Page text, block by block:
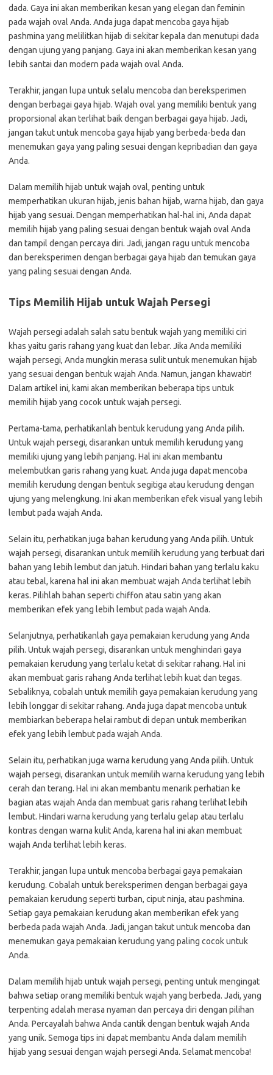
dada. Gaya ini akan memberikan kesan yang elegan dan feminin
pada wajah oval Anda. Anda juga dapat mencoba gaya hijab
pashmina yang melilitkan hijab di sekitar kepala dan menutupi dada
dengan ujung yang panjang. Gaya ini akan memberikan kesan yang
lebih santai dan modern pada wajah oval Anda.
Terakhir, jangan lupa untuk selalu mencoba dan bereksperimen
dengan berbagai gaya hijab. Wajah oval yang memiliki bentuk yang
proporsional akan terlihat baik dengan berbagai gaya hijab. Jadi,
jangan takut untuk mencoba gaya hijab yang berbeda-beda dan
menemukan gaya yang paling sesuai dengan kepribadian dan gaya
Anda.
Dalam memilih hijab untuk wajah oval, penting untuk
memperhatikan ukuran hijab, jenis bahan hijab, warna hijab, dan gaya
hijab yang sesuai. Dengan memperhatikan hal-hal ini, Anda dapat
memilih hijab yang paling sesuai dengan bentuk wajah oval Anda
dan tampil dengan percaya diri. Jadi, jangan ragu untuk mencoba
dan bereksperimen dengan berbagai gaya hijab dan temukan gaya
yang paling sesuai dengan Anda.
Tips Memilih Hijab untuk Wajah Persegi
Wajah persegi adalah salah satu bentuk wajah yang memiliki ciri
khas yaitu garis rahang yang kuat dan lebar. Jika Anda memiliki
wajah persegi, Anda mungkin merasa sulit untuk menemukan hijab
yang sesuai dengan bentuk wajah Anda. Namun, jangan khawatir!
Dalam artikel ini, kami akan memberikan beberapa tips untuk
memilih hijab yang cocok untuk wajah persegi.
Pertama-tama, perhatikanlah bentuk kerudung yang Anda pilih.
Untuk wajah persegi, disarankan untuk memilih kerudung yang
memiliki ujung yang lebih panjang. Hal ini akan membantu
melembutkan garis rahang yang kuat. Anda juga dapat mencoba
memilih kerudung dengan bentuk segitiga atau kerudung dengan
ujung yang melengkung. Ini akan memberikan efek visual yang lebih
lembut pada wajah Anda.
Selain itu, perhatikan juga bahan kerudung yang Anda pilih. Untuk
wajah persegi, disarankan untuk memilih kerudung yang terbuat dari
bahan yang lebih lembut dan jatuh. Hindari bahan yang terlalu kaku
atau tebal, karena hal ini akan membuat wajah Anda terlihat lebih
keras. Pilihlah bahan seperti chiffon atau satin yang akan
memberikan efek yang lebih lembut pada wajah Anda.
Selanjutnya, perhatikanlah gaya pemakaian kerudung yang Anda
pilih. Untuk wajah persegi, disarankan untuk menghindari gaya
pemakaian kerudung yang terlalu ketat di sekitar rahang. Hal ini
akan membuat garis rahang Anda terlihat lebih kuat dan tegas.
Sebaliknya, cobalah untuk memilih gaya pemakaian kerudung yang
lebih longgar di sekitar rahang. Anda juga dapat mencoba untuk
membiarkan beberapa helai rambut di depan untuk memberikan
efek yang lebih lembut pada wajah Anda.
Selain itu, perhatikan juga warna kerudung yang Anda pilih. Untuk
wajah persegi, disarankan untuk memilih warna kerudung yang lebih
cerah dan terang. Hal ini akan membantu menarik perhatian ke
bagian atas wajah Anda dan membuat garis rahang terlihat lebih
lembut. Hindari warna kerudung yang terlalu gelap atau terlalu
kontras dengan warna kulit Anda, karena hal ini akan membuat
wajah Anda terlihat lebih keras.
Terakhir, jangan lupa untuk mencoba berbagai gaya pemakaian
kerudung. Cobalah untuk bereksperimen dengan berbagai gaya
pemakaian kerudung seperti turban, ciput ninja, atau pashmina.
Setiap gaya pemakaian kerudung akan memberikan efek yang
berbeda pada wajah Anda. Jadi, jangan takut untuk mencoba dan
menemukan gaya pemakaian kerudung yang paling cocok untuk
Anda.
Dalam memilih hijab untuk wajah persegi, penting untuk mengingat
bahwa setiap orang memiliki bentuk wajah yang berbeda. Jadi, yang
terpenting adalah merasa nyaman dan percaya diri dengan pilihan
Anda. Percayalah bahwa Anda cantik dengan bentuk wajah Anda
yang unik. Semoga tips ini dapat membantu Anda dalam memilih
hijab yang sesuai dengan wajah persegi Anda. Selamat mencoba!